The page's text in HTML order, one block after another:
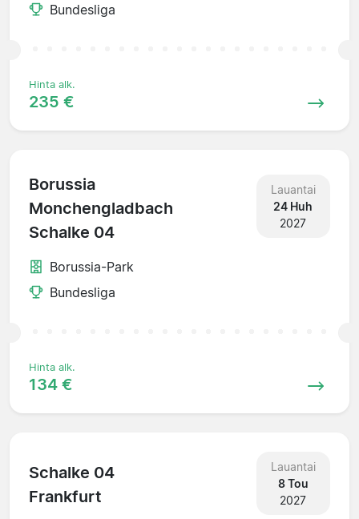
Bundesliga
Hinta alk.
235 €
Borussia
Monchengladbach
Schalke 04
Lauantai
24 Huh
2027
Borussia-Park
Bundesliga
Hinta alk.
134 €
Schalke 04
Frankfurt
Lauantai
8 Tou
2027